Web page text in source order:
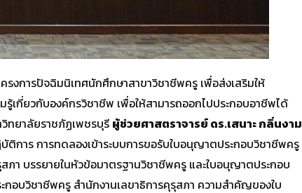
งการปัจฉิมนิเทศนักศึกษาสาขาวิชาชีพครู เพื่อส่งเสริมให้
เกี่ยวกับองค์กรวิชาชีพ เพื่อให้สามารถออกไปประกอบอาชีพได้
ทยาลัยราชภัฏเพชรบุรี ผู้ช่วยศาสตราจารย์ ดร.เสนาะ กลิ่นงาม
การ การทดลองเข้าระบบการขอรับใบอนุญาตประกอบวิชาชีพครู
ภา บรรยายในหัวข้อมาตรฐานวิชาชีพครู และใบอนุญาตประกอบ
กอบวิชาชีพครู สำนักงานเลขาธิการคุรุสภา ความสำคัญของใบ